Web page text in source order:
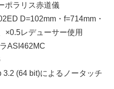
ポラリス赤道儀
D=102mm・f=714mm・
×0.5レデューサー使用
ASI462MC
(64 bit)によるノータッチ